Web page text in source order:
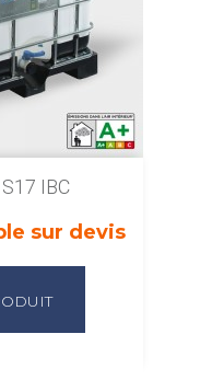
IBC
sur devis